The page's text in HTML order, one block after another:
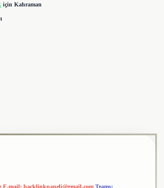
için Kahraman
E-mail: backlinkpaneli@gmail.com Teams: